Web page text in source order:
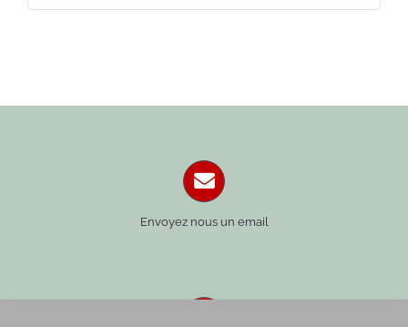
Envoyez nous un email